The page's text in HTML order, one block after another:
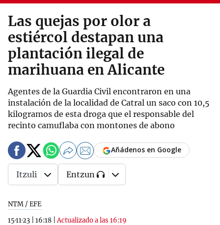
Las quejas por olor a
estiércol destapan una
plantación ilegal de
marihuana en Alicante
Agentes de la Guardia Civil encontraron en una
instalación de la localidad de Catral un saco con 10,5
kilogramos de esta droga que el responsable del
recinto camuflaba con montones de abono
NTM / EFE
15·11·23
16:18 |Actualizado a las 16:19
Añádenos en Google
Itzuli Entzun